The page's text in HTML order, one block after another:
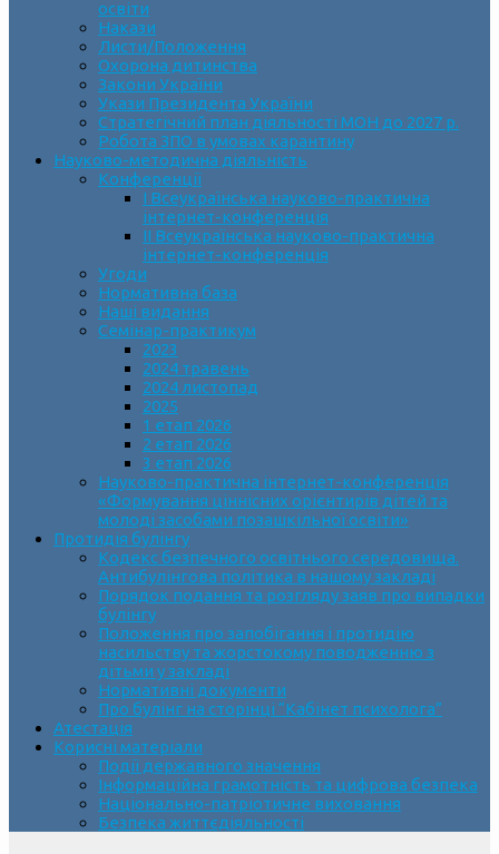
освіти
Накази
Листи/Положення
Охорона дитинства
Закони України
Укази Президента України
Стратегічний план діяльності МОН до 2027 р.
Робота ЗПО в умовах карантину
Науково-методична діяльність
Конференції
І Всеукраїнська науково-практична
інтернет-конференція
ІІ Всеукраїнська науково-практична
інтернет-конференція
Угоди
Нормативна база
Наші видання
Семінар-практикум
2023
2024 травень
2024 листопад
2025
1 етап 2026
2 етап 2026
3 етап 2026
Науково-практична інтернет-конференція
«Формування ціннісних орієнтирів дітей та
молоді засобами позашкільної освіти»
Протидія булінгу
Кодекс безпечного освітнього середовища.
Антибулінгова політика в нашому закладі
Порядок подання та розгляду заяв про випадки
булінгу
Положення про запобігання і протидію
насильству та жорстокому поводженню з
дітьми у закладі
Нормативні документи
Про булінг на сторінці “Кабінет психолога”
Атестація
Корисні матеріали
Події державного значення
Інформаційна грамотність та цифрова безпека
Національно-патріотичне виховання
Безпека життєдіяльності